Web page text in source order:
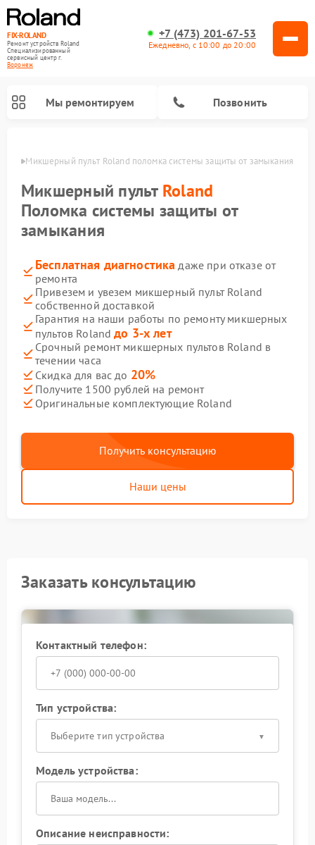
FIX-ROLAND
Ремонт устройств Roland
Специализированный
cервисный центр г.
Воронеж
+7 (473) 201-67-53
Ежедневно, с 10:00 до 20:00
Мы ремонтируем Позвонить
Микшерный пульт Roland поломка системы защиты от замыкания
Микшерный пульт Roland
Поломка системы защиты от
замыкания
Бесплатная диагностика даже при отказе от
ремонта
Привезем и увезем микшерный пульт Roland
собственной доставкой
Гарантия на наши работы по ремонту микшерных
пультов Rolandдо 3-х лет
Срочный ремонт микшерных пультов Roland в
течении часа
Скидка для вас до 20%
Получите 1500 рублей на ремонт
Оригинальные комплектующие Roland
Получить консультацию
Наши цены
Заказать консультацию
Контактный телефон:
Тип устройства:
Выберите тип устройства
Модель устройства:
Описание неисправности: